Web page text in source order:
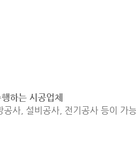
하는 시공업체
사, 설비공사, 전기공사 등이 가